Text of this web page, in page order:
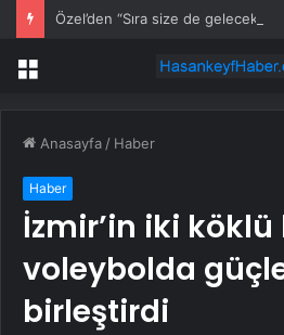
Menü
Anasayfa / Haber
Haber
İzmir’in iki
voleybolda
birleştirdi